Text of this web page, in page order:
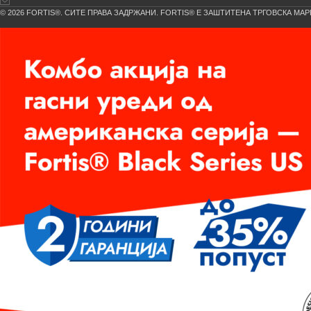
© 2026 FORTIS®. СИТЕ ПРАВА ЗАДРЖАНИ. FORTIS® Е ЗАШТИТЕНА ТРГОВСКА